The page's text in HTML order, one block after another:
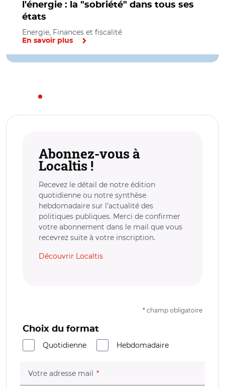
l'énergie : la "sobriété" dans tous ses
états
Energie, Finances et fiscalité
En savoir plus
Abonnez-vous à
Localtis !
Recevez le détail de notre édition
quotidienne ou notre synthèse
hebdomadaire sur l’actualité des
politiques publiques. Merci de confirmer
votre abonnement dans le mail que vous
recevrez suite à votre inscription.
Découvrir Localtis
* champ obligatoire
Choix du format
Quotidienne
Hebdomadaire
Votre adresse mail (champ obligatoire)